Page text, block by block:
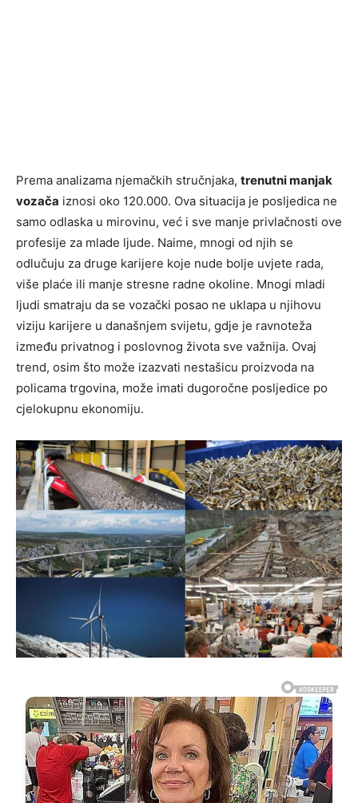
Prema analizama njemačkih stručnjaka, trenutni manjak
vozača iznosi oko 120.000. Ova situacija je posljedica ne
samo odlaska u mirovinu, već i sve manje privlačnosti ove
profesije za mlade ljude. Naime, mnogi od njih se
odlučuju za druge karijere koje nude bolje uvjete rada,
više plaće ili manje stresne radne okoline. Mnogi mladi
ljudi smatraju da se vozački posao ne uklapa u njihovu
viziju karijere u današnjem svijetu, gdje je ravnoteža
između privatnog i poslovnog života sve važnija. Ovaj
trend, osim što može izazvati nestašicu proizvoda na
policama trgovina, može imati dugoročne posljedice po
cjelokupnu ekonomiju.